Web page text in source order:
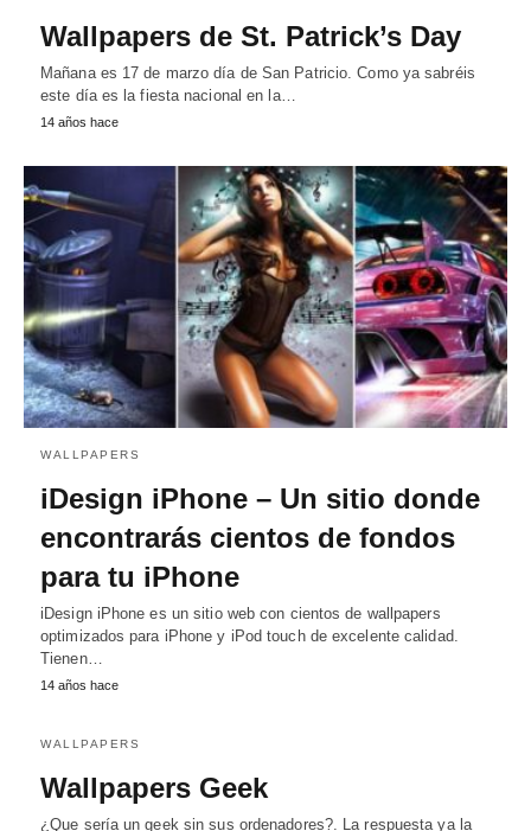
Wallpapers de St. Patrick’s Day
Mañana es 17 de marzo día de San Patricio. Como ya sabréis
este día es la fiesta nacional en la…
14 años hace
WALLPAPERS
iDesign iPhone – Un sitio donde
encontrarás cientos de fondos
para tu iPhone
iDesign iPhone es un sitio web con cientos de wallpapers
optimizados para iPhone y iPod touch de excelente calidad.
Tienen…
14 años hace
WALLPAPERS
Wallpapers Geek
¿Que sería un geek sin sus ordenadores?. La respuesta ya la